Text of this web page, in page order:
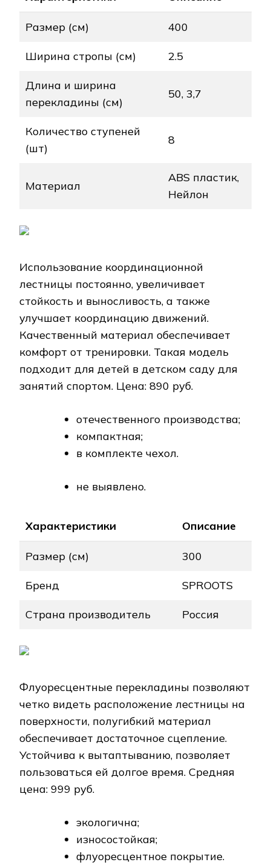
Размер (см) 400
Ширина стропы (см) 2.5
Длина и ширина
перекладины (см)
50, 3,7
Количество ступеней
(шт)
8
Материал
ABS пластик,
Нейлон
Использование координационной
лестницы постоянно, увеличивает
стойкость и выносливость, а также
улучшает координацию движений.
Качественный материал обеспечивает
комфорт от тренировки. Такая модель
подходит для детей в детском саду для
занятий спортом. Цена: 890 руб.
отечественного производства;
компактная;
в комплекте чехол.
не выявлено.
Характеристики Описание
Размер (см) 300
Бренд SPROOTS
Страна производитель Россия
Флуоресцентные перекладины позволяют
четко видеть расположение лестницы на
поверхности, полугибкий материал
обеспечивает достаточное сцепление.
Устойчива к вытаптыванию, позволяет
пользоваться ей долгое время. Средняя
цена: 999 руб.
экологична;
износостойкая;
флуоресцентное покрытие.